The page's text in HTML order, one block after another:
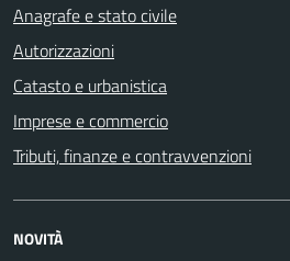
Anagrafe e stato civile
Autorizzazioni
Catasto e urbanistica
Imprese e commercio
Tributi, finanze e contravvenzioni
NOVITÀ